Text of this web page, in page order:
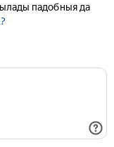
падобныя да